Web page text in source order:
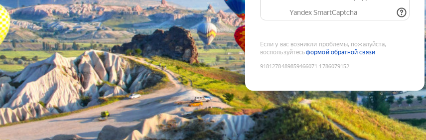
Yandex SmartCaptcha
Если у вас возникли проблемы, пожалуйста,
воспользуйтесьформой обратной связи
9181278489859466071 :1786079152